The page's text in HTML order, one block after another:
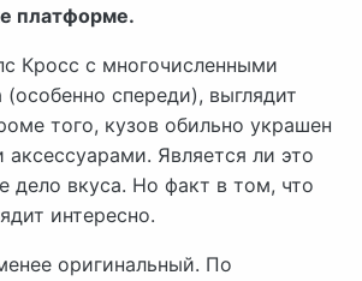
платформе.
Кросс с многочисленными
спереди), выглядит
того, кузов обильно украшен
Является ли это
дело вкуса. Но факт в том, что
интересно.
оригинальный. По